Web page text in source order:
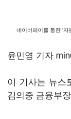
네이버페이를 통한 '자
윤민영 기자
이 기사는 뉴스
김의중 금융부